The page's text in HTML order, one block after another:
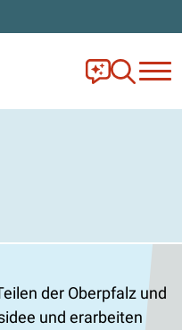
Frag Ella!
Zur
der Oberpfalz und
und erarbeiten